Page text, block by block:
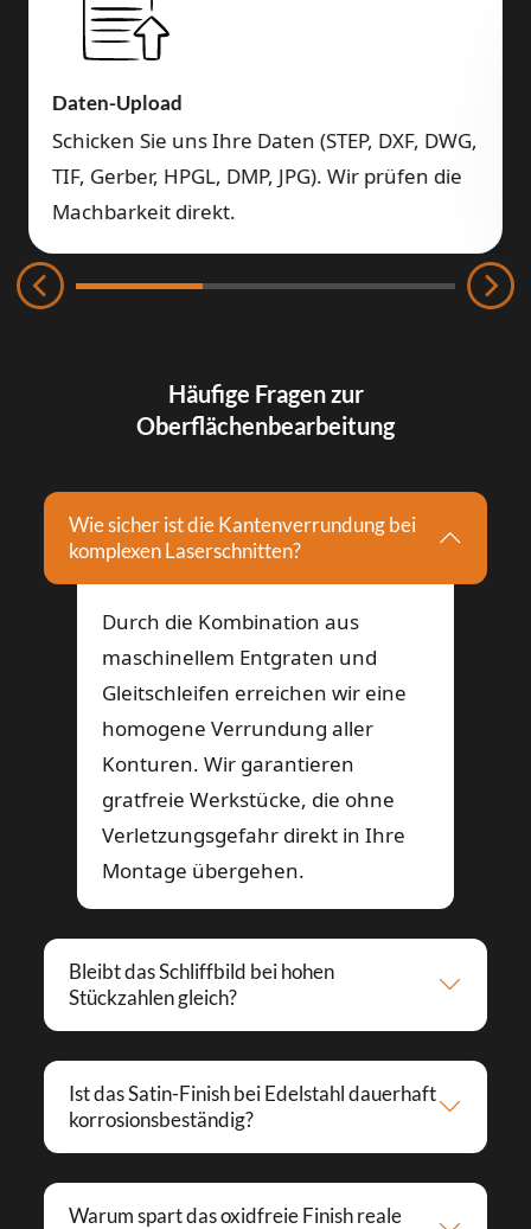
Daten-Upload
Schicken Sie uns Ihre Daten (STEP, DXF, DWG,
TIF, Gerber, HPGL, DMP, JPG). Wir prüfen die
Machbarkeit direkt.
Häufige Fragen zur
Oberflächenbearbeitung
Wie sicher ist die Kantenverrundung bei
komplexen Laserschnitten?
Durch die Kombination aus
maschinellem Entgraten und
Gleitschleifen erreichen wir eine
homogene Verrundung aller
Konturen. Wir garantieren
gratfreie Werkstücke, die ohne
Verletzungsgefahr direkt in Ihre
Montage übergehen.
Bleibt das Schliffbild bei hohen
Stückzahlen gleich?
Ist das Satin-Finish bei Edelstahl dauerhaft
korrosionsbeständig?
Warum spart das oxidfreie Finish reale